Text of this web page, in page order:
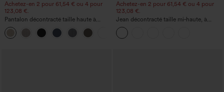
Achetez-en 2 pour 61,54 € ou 4 pour
123,08 €.
Pantalon décontracté taille haute à
jambe droite, effet lin, avec poches
Achetez-en 2 pour 61,54 € ou 4 pour
123,08 €.
Jean décontracté taille mi‑haute, à
cordon de serrage, avec poches